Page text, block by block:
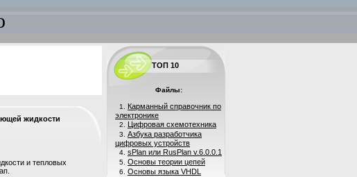
жидкости
и тепловых
ТОП 10
Файлы:
1. Карманный справочник по
электронике
2. Цифровая схемотехника
3. Азбука разработчика
цифровых устройств
4. sPlan или RusPlan v.6.0.0.1
5. Основы теории цепей
6. Основы языка VHDL